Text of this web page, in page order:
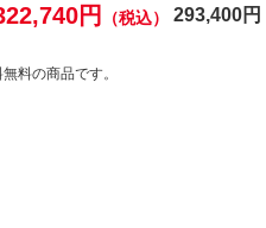
円 （税込） 293,400円
料の商品です。